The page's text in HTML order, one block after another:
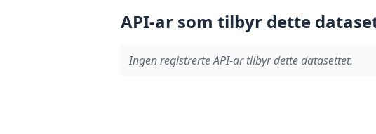
API-ar som tilbyr dette
Ingen registrerte API-ar tilbyr dette datasettet.